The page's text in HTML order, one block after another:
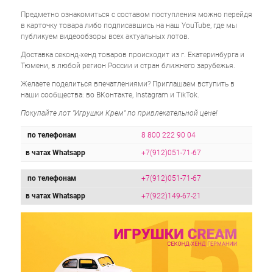
Предметно ознакомиться с составом поступления можно перейдя
в карточку товара либо подписавшись на наш YouTube, где мы
публикуем видеообзоры всех актуальных лотов.
Доставка секонд-хенд товаров происходит из г. Екатеринбурга и
Тюмени, в любой регион России и стран ближнего зарубежья.
Желаете поделиться впечатлениями? Приглашаем вступить в
наши сообщества: во ВКонтакте, Instagram и TikTok.
Покупайте лот "Игрушки Крем" по привлекательной цене!
по телефонам 8 800 222 90 04
в чатах Whatsapp +7(912)051-71-67
по телефонам +7(912)051-71-67
в чатах Whatsapp +7(922)149-67-21